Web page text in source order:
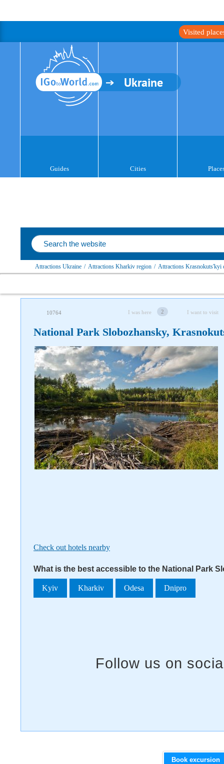
Visited
Ukraine
Guides Cities
Attractions Ukraine / Attractions Kharkiv region / Attractions Krasnokuts'kyi
10764 I was here 2 I want to visit
National Park Slobozhansky,
Check out hotels nearby
What is the best accessible to the National Park
Kyiv Kharkiv Odesa Dnipro
Follow us on social networks
Book excursion